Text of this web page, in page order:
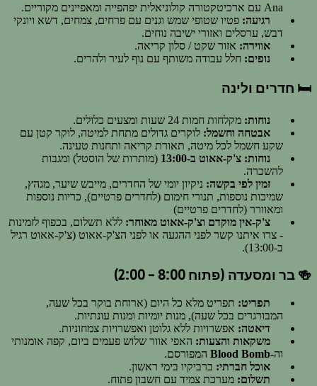
Ana עם ארכיטקטורה קולוניאלית יפהפייה ומאפיינים מקוריים.
רגיעה: פטיו שטופי שמש וגנים עם פרחים, צמחים, דשא ויונקי
דבש, ערסלים ואזורי ישיבה נוחים.
אווירה: אזור שקט / סלון קריאה.
נופים: חלל עבודה משותף עם נוף לעיר ולהרים.
🛏️ חדרים ולינה
נוחות: מקלחות חמות 24 שעות ומצעים כלולים.
אבטחה וחשמל: לוקרים גדולים מתחת למיטה, לוקר קטן עם
שקע חשמל לכל מיטה, תאורת קריאה ותחנות טעינה.
נוחות: צ'ק-אאוט ב-13:00
(מותרות של הוסטל) ומגבות
להשכרה.
זמין לפי בקשה: ניקיון יומי של החדרים, מייבש שיער, מגהץ,
שמיכות נוספות, תנורי חימום (לחדרים פרטיים), כריות נוספות
ומאוורר (לחדרים פרטיים)
צ'ק-אין מוקדם וצ'ק-אאוט מאוחר: ללא תשלום, בכפוף לזמינות
- צרו איתנו קשר לפני ההגעה או לפני הצ'ק-אאוט (צ'ק-אאוט רגיל
ב-13:00).
🍻 בר ומסעדה (פתוח 8:00 - 2:00)
תפריט: תפריט מלא כל היום (ארוחת בוקר בכל שעה,
המבורגרים בכל שעה), מנות יומיות ומנות עונתיות.
דיאטה: אפשרויות ללא גלוטן ואפשרויות צמחוניות.
משקאות והצעות: האפי אוור שלוש פעמים ביום, קפה אומנותי
וה-Blood Bomb המפורסם.
אוכל חברתי: ברביקיו בימי ראשון.
תשלום: מערכת צמיד עם חשבון פתוח.